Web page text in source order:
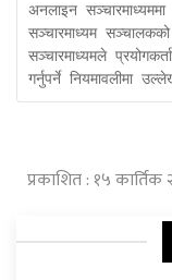
अनलाइन
सञ्चारमाध्यम
सञ्चारमाध्यमले
गर्नुपर्ने नियमावलीमा
प्रकाशित : १५ कार्तिक